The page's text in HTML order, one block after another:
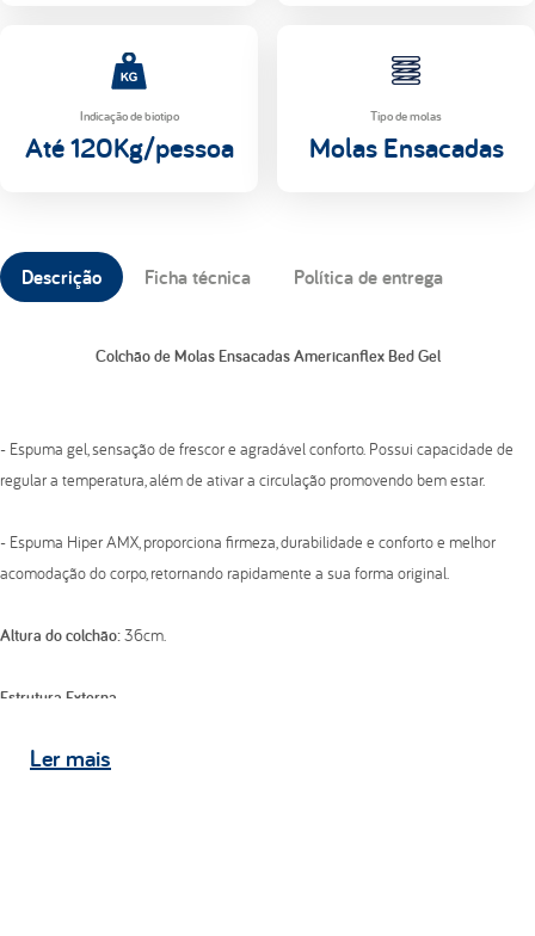
Indicação de biotipo
Até 120Kg/pessoa
Tipo de molas
Molas Ensacadas
Descrição Ficha técnica Política de entrega
Colchão de Molas Ensacadas Americanflex Bed Gel
- Espuma gel, sensação de frescor e agradável conforto. Possui capacidade de
regular a temperatura, além de ativar a circulação promovendo bem estar.
- Espuma Hiper AMX, proporciona firmeza, durabilidade e conforto e melhor
acomodação do corpo, retornando rapidamente a sua forma original.
Altura do colchão:36cm.
Estrutura Externa
Tecido faixa lateral:
Lermais